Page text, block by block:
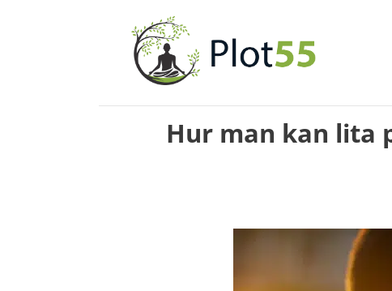
Hur man kan lita